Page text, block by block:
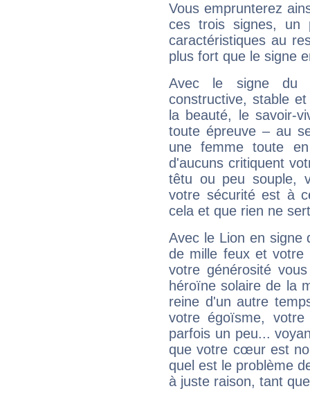
Vous emprunterez
ces trois signes, un
caractéristiques au
plus fort que le signe
Avec le signe du
constructive, stable
la beauté, le savoir-
toute épreuve – au
une femme toute
d'aucuns critiquent
têtu ou peu souple,
votre sécurité est à
cela et que rien ne
Avec le Lion en signe
de mille feux et votre
votre générosité
héroïne solaire de la
reine d'un autre
votre égoïsme,
parfois un peu...
que votre cœur est
quel est le problème
à juste raison, tant